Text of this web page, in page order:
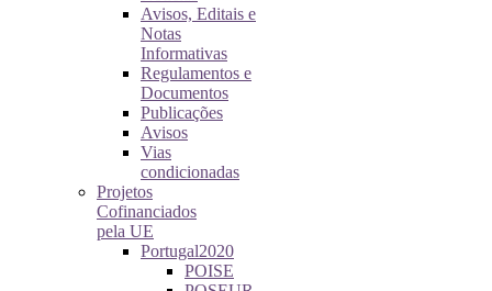
Avisos, Editais e
Notas
Informativas
Regulamentos e
Documentos
Publicações
Avisos
Vias
condicionadas
Projetos
Cofinanciados
pela UE
Portugal2020
POISE